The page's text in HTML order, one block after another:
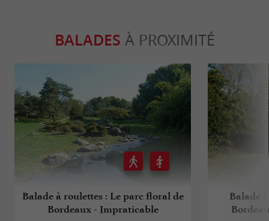
BALADES À PROXIMITÉ
Balade à roulettes : Le parc floral de
Bordeaux - Impraticable
Balade